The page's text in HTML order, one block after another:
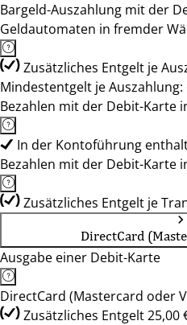
Bargeld-Auszahlung mit der
Geldautomaten in fremder
Zusätzliches Entgelt je
Mindestentgelt je Auszahlung:
Bezahlen mit der Debit-Karte
In der Kontoführung
Bezahlen mit der Debit-Karte
Zusätzliches Entgelt je
DirectCard
Ausgabe einer Debit-Karte
DirectCard (Mastercard oder
Zusätzliches Entgelt 25,00